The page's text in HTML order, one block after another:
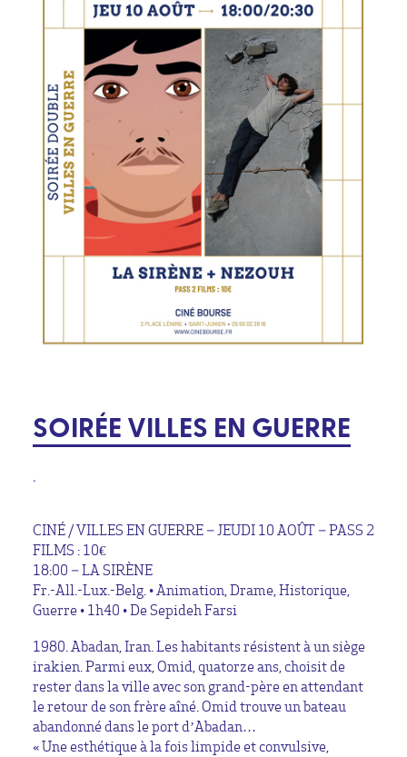
SOIRÉE VILLES EN GUERRE
•
CINÉ / VILLES EN GUERRE – JEUDI 10 AOÛT – PASS 2
FILMS : 10€
18:00 – LA SIRÈNE
Fr.-All.-Lux.-Belg. • Animation, Drame, Historique,
Guerre • 1h40 • De Sepideh Farsi
1980. Abadan, Iran. Les habitants résistent à un siège
irakien. Parmi eux, Omid, quatorze ans, choisit de
rester dans la ville avec son grand-père en attendant
le retour de son frère aîné. Omid trouve un bateau
abandonné dans le port d’Abadan…
« Une esthétique à la fois limpide et convulsive,